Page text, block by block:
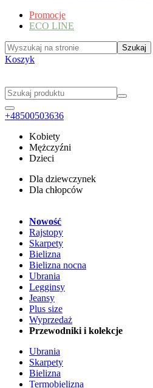
Promocje
ECO LINE
Koszyk
+48500503636
Kobiety
Mężczyźni
Dzieci
Dla dziewczynek
Dla chłopców
Nowość
Rajstopy
Skarpety
Bielizna
Bielizna nocna
Ubrania
Legginsy
Jeansy
Plus size
Wyprzedaż
Przewodniki i kolekcje
Ubrania
Skarpety
Bielizna
Termobielizna